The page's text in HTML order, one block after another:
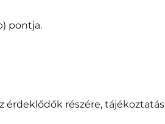
pontja.
érdeklődők részére, tájékoztatás